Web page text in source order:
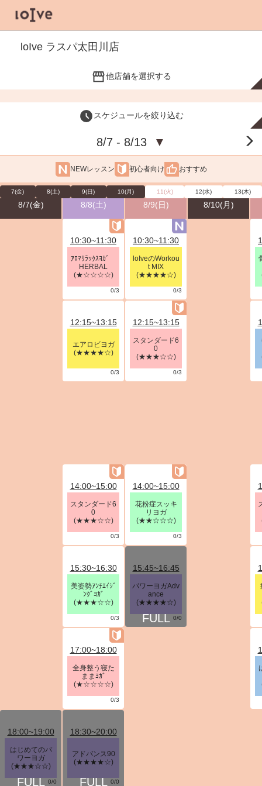
loIve ラスパ太田川店
他店舗を選択する
スケジュールを絞り込む
8/7 - 8/13 ▼
NEWレッスン 初心者向け おすすめ
7(金) 8(土) 9(日) 10(月) 11(火) 12(水) 13(木)
8/7(金) 8/8(土) 8/9(日) 8/10(月)
10:30~11:30
ｱﾛﾏﾘﾗｯｸｽﾖｶﾞ
HERBAL
(★☆☆☆☆)
0/3
10:30~11:30
loIveのWorkou
t MIX
(★★★★☆)
0/3
12:15~13:15
エアロビヨガ
(★★★★☆)
0/3
12:15~13:15
スタンダード6
0
(★★★☆☆)
0/3
14:00~15:00
スタンダード6
0
(★★★☆☆)
0/3
14:00~15:00
花粉症スッキ
リヨガ
(★★☆☆☆)
0/3
15:30~16:30
美姿勢ｱﾝﾁｴｲｼﾞ
ﾝｸﾞﾖｶﾞ
(★★★☆☆)
0/3
15:45~16:45
パワーヨガAdv
ance
(★★★★☆)
0/0
17:00~18:00
全身整う寝た
ままﾖｶﾞ
(★☆☆☆☆)
0/3
18:00~19:00
はじめてのパ
ワーヨガ
(★★★☆☆)
0/0
18:30~20:00
アドバンス90
(★★★★☆)
0/0